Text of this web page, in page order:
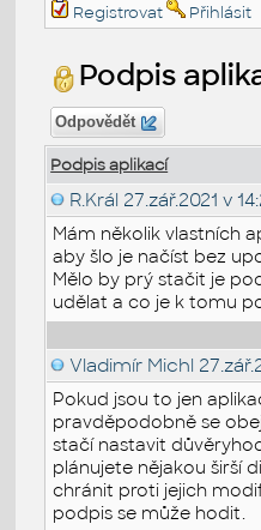
Registrovat
Přihlásit
Podpis
Odpovědět
Podpis aplikací
R.Král 27.zář.2021 v
Mám několik vlastních
aby šlo je načíst bez
Mělo by prý stačit je
udělat a co je k tomu
Vladimír Michl
Pokud jsou to jen
pravděpodobně se
stačí nastavit
plánujete nějakou širší
chránit proti jejich
podpis se může hodit.